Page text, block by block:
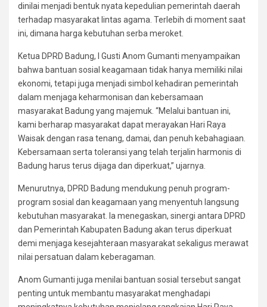
dinilai menjadi bentuk nyata kepedulian pemerintah daerah
terhadap masyarakat lintas agama. Terlebih di moment saat
ini, dimana harga kebutuhan serba meroket.
Ketua DPRD Badung, I Gusti Anom Gumanti menyampaikan
bahwa bantuan sosial keagamaan tidak hanya memiliki nilai
ekonomi, tetapi juga menjadi simbol kehadiran pemerintah
dalam menjaga keharmonisan dan kebersamaan
masyarakat Badung yang majemuk. “Melalui bantuan ini,
kami berharap masyarakat dapat merayakan Hari Raya
Waisak dengan rasa tenang, damai, dan penuh kebahagiaan.
Kebersamaan serta toleransi yang telah terjalin harmonis di
Badung harus terus dijaga dan diperkuat,” ujarnya.
Menurutnya, DPRD Badung mendukung penuh program-
program sosial dan keagamaan yang menyentuh langsung
kebutuhan masyarakat. Ia menegaskan, sinergi antara DPRD
dan Pemerintah Kabupaten Badung akan terus diperkuat
demi menjaga kesejahteraan masyarakat sekaligus merawat
nilai persatuan dalam keberagaman.
Anom Gumanti juga menilai bantuan sosial tersebut sangat
penting untuk membantu masyarakat menghadapi